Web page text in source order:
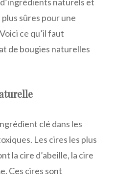
sûres pour une
ce qu’il faut
de bougies naturelles
clé dans les
Les cires les plus
la cire d’abeille, la cire
Ces cires sont